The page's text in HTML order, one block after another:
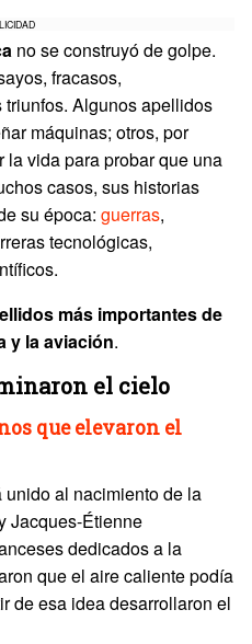
no se construyó de golpe.
fracasos,
Algunos apellidos
máquinas; otros, por
la vida para probar que una
casos, sus historias
su época: guerras,
tecnológicas,
más importantes de
y la aviación.
el cielo
que elevaron el
unido al nacimiento de la
Jacques-Étienne
dedicados a la
que el aire caliente podía
de esa idea desarrollaron el